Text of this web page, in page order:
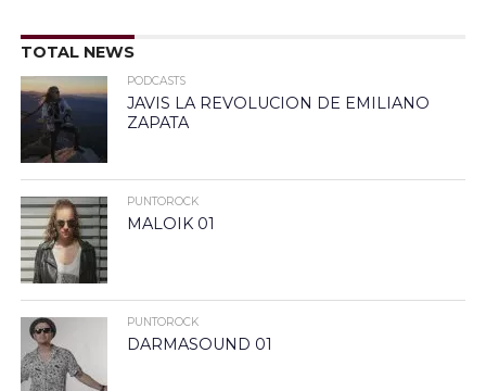
TOTAL NEWS
PODCASTS
JAVIS LA REVOLUCION DE EMILIANO
ZAPATA
PUNTOROCK
MALOIK 01
PUNTOROCK
DARMASOUND 01